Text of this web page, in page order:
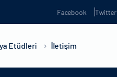
Facebook Twitter
Etüdleri İletişim